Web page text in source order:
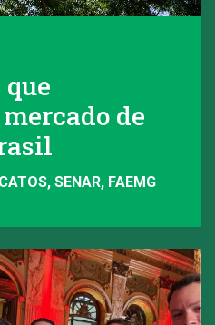
de
SENAR, FAEMG